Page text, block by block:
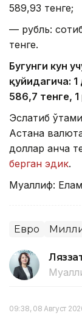
589,93 тенге;
— рубль:
тенге.
Бугунги кун
қуйидагича:
586,7 тенге,
Эслатиб
Астана
доллар қанча
берган эдик.
Муаллиф:
Евро
09:38, 08 Август